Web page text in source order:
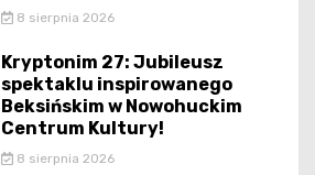
8 sierpnia 2026
Kryptonim 27: Jubileusz
spektaklu inspirowanego
Beksińskim w Nowohuckim
Centrum Kultury!
8 sierpnia 2026